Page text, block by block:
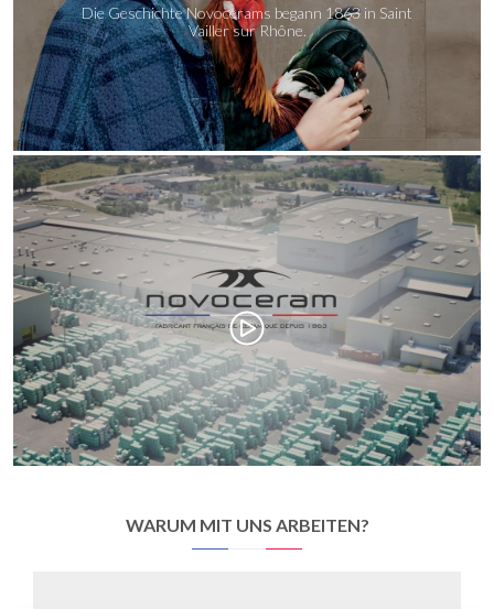
Die Geschichte Novocerams begann 1863 in Saint
Vailler sur Rhône.
WARUM MIT UNS ARBEITEN?